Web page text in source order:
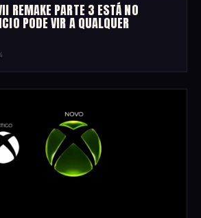
REMAKE PARTE 3 ESTÁ NO
PODE VIR A QUALQUER